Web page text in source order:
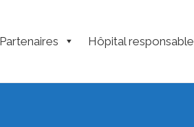
Partenaires Hôpital responsable